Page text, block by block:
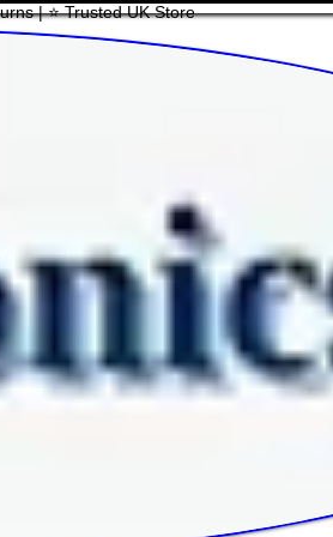
| ⭐ Trusted UK Store